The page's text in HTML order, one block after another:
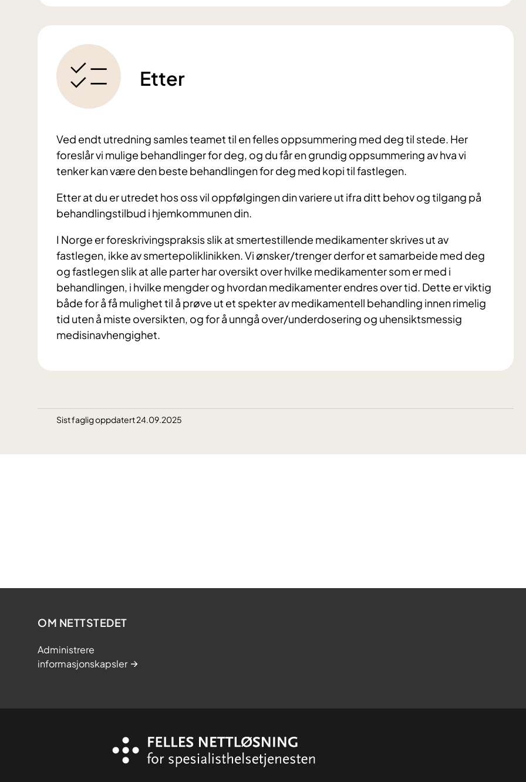
Etter
Ved endt utredning samles teamet til en felles oppsummering med deg til stede. Her
foreslår vi mulige behandlinger for deg, og du får en grundig oppsummering av hva vi
tenker kan være den beste behandlingen for deg med kopi til fastlegen.
Etter at du er utredet hos oss vil oppfølgingen din variere ut ifra ditt behov og tilgang på
behandlingstilbud i hjemkommunen din.
I Norge er foreskrivingspraksis slik at smertestillende medikamenter skrives ut av
fastlegen, ikke av smertepoliklinikken. Vi ønsker/trenger derfor et samarbeide med deg
og fastlegen slik at alle parter har oversikt over hvilke medikamenter som er med i
behandlingen, i hvilke mengder og hvordan medikamenter endres over tid. Dette er viktig
både for å få mulighet til å prøve ut et spekter av medikamentell behandling innen rimelig
tid uten å miste oversikten, og for å unngå over/underdosering og uhensiktsmessig
medisinavhengighet.
Sist faglig oppdatert 24.09.2025
OM NETTSTEDET
Administrere
informasjonskapsler